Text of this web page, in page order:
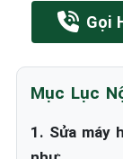
Gọi
Mục Lục
1. Sửa máy